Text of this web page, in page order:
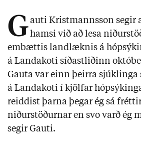
Gauti Kristmannsson segir
hamsi við að lesa
embættis landlæknis á
á Landakoti síðastliðinn
Gauta var einn þeirra sjúklinga
á Landakoti í kjölfar
reiddist þarna þegar ég sá
niðurstöðurnar en svo varð ég
segir Gauti.